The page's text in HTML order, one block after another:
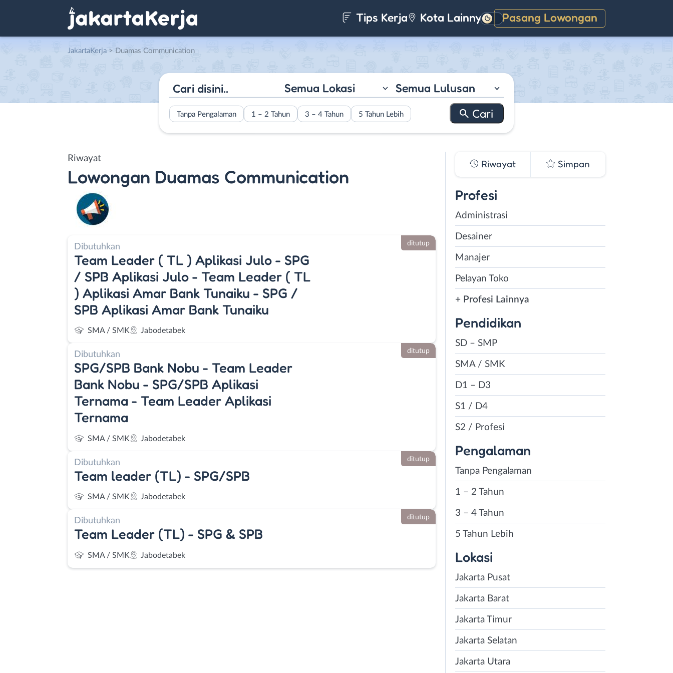
Tips Kerja Kota Lainnya Pasang Lowongan
Gelap
JakartaKerja > Duamas Communication
Semua Lokasi Semua Lulusan
Tanpa Pengalaman 1 – 2 Tahun 3 – 4 Tahun 5 Tahun Lebih
Riwayat
Lowongan Duamas Communication
Dibutuhkan
Team Leader ( TL ) Aplikasi Julo - SPG
/ SPB Aplikasi Julo - Team Leader ( TL
) Aplikasi Amar Bank Tunaiku - SPG /
SPB Aplikasi Amar Bank Tunaiku
SMA / SMK Jabodetabek
ditutup
Dibutuhkan
SPG/SPB Bank Nobu - Team Leader
Bank Nobu - SPG/SPB Aplikasi
Ternama - Team Leader Aplikasi
Ternama
SMA / SMK Jabodetabek
ditutup
Dibutuhkan
Team leader (TL) - SPG/SPB
SMA / SMK Jabodetabek
ditutup
Dibutuhkan
Team Leader (TL) - SPG & SPB
SMA / SMK Jabodetabek
ditutup
Riwayat Simpan
Profesi
Administrasi
Desainer
Manajer
Pelayan Toko
+ Profesi Lainnya
Pendidikan
SD – SMP
SMA / SMK
D1 – D3
S1 / D4
S2 / Profesi
Pengalaman
Tanpa Pengalaman
1 – 2 Tahun
3 – 4 Tahun
5 Tahun Lebih
Lokasi
Jakarta Pusat
Jakarta Barat
Jakarta Timur
Jakarta Selatan
Jakarta Utara